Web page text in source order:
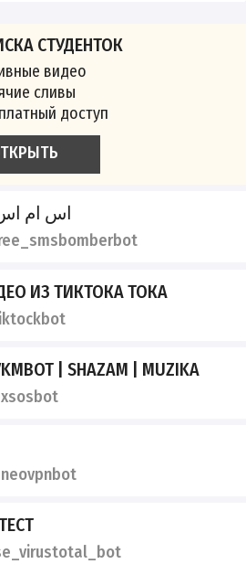
СТУДЕНТОК
видео
сливы
доступ
اس ام اس
ИЗ ТИКТОКА ТОКА
| SHAZAM | MUZIKA